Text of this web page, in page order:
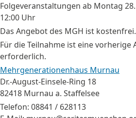
Folgeveranstaltungen ab Montag
12:00 Uhr
Das Angebot des MGH ist kostenfrei.
Für die Teilnahme ist eine vorherige
erforderlich.
Mehrgenerationenhaus Murnau
Dr.-August-Einsele-Ring 18
82418 Murnau a. Staffelsee
Telefon: 08841 / 628113